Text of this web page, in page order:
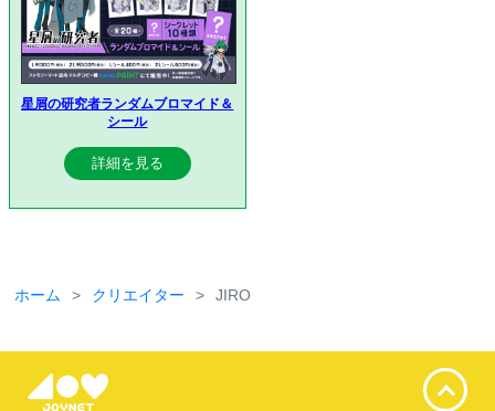
星屑の研究者ランダムブロマイド＆
シール
詳細を見る
ホーム クリエイター JIRO